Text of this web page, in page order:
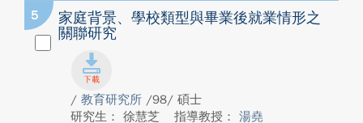
5
家庭背景、學校類型與畢業後就業情形之
關聯研究
/ 教育研究所 /98/ 碩士
研究生： 徐慧芝
指導教授： 湯堯